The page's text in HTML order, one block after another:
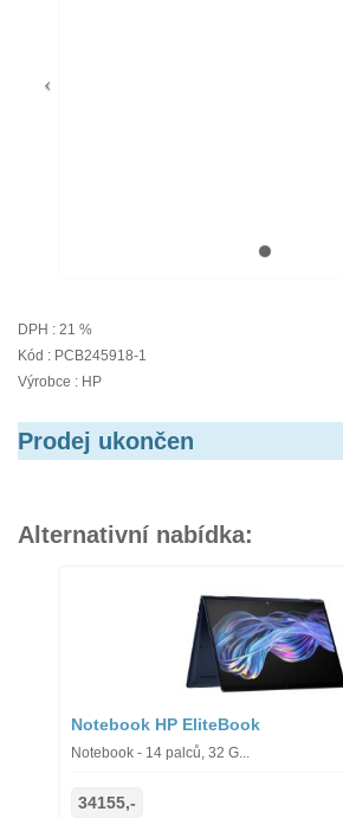
DPH : 21 %
Kód : PCB245918-1
Výrobce : HP
Prodej ukončen
Alternativní nabídka:
Notebook HP EliteBook
Notebook - 14 palců, 32 G...
34155,-